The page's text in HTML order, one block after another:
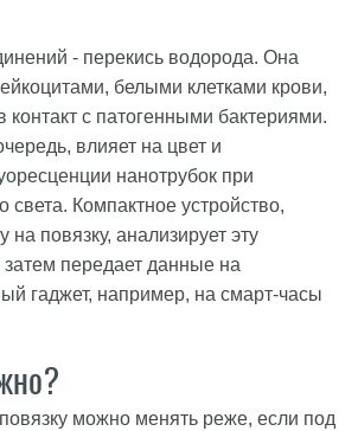
- перекись водорода. Она
белыми клетками крови,
контакт с патогенными бактериями.
влияет на цвет и
нанотрубок при
света. Компактное устройство,
повязку, анализирует эту
передает данные на
гаджет, например, на смарт-часы
можно менять реже, если под